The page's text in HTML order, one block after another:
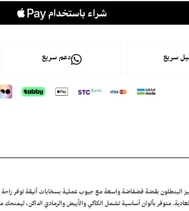
سريع دعم سريع
البنطلون بقصّة فضفاضة واسعة مع جيوب عملية بسحّابات أنيقة توفر
متوفر بألوان أساسية تشمل الكاكي والأبيض والرمادي الداكن، ليمنحك